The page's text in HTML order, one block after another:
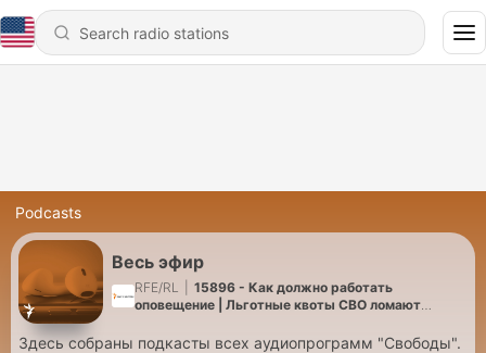
Podcasts
Весь эфир
RFE/RL
15896 - Как должно работать
оповещение | Льготные квоты СВО ломают
— продолжать войну
Здесь собраны подкасты всех аудиопрограмм "Свободы".